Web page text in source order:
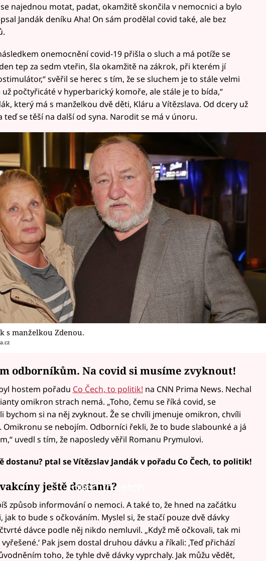
najednou motat, padat, okamžitě skončila v nemocnici a bylo
Jandák deníku Aha! On sám prodělal covid také, ale bez
onemocnění covid-19 přišla o sluch a má potíže se
tep za sedm vteřin, šla okamžitě na zákrok, při kterém jí
svěřil se herec s tím, že se sluchem je to stále velmi
už počtyřicáté v hyperbarický komoře, ale stále je to bída,“
který má s manželkou dvě děti, Kláru a Vítězslava. Od dcery už
teď se těší na další od syna. Narodit se má v únoru.
s manželkou Zdenou.
odborníkům. Na covid si musíme zvyknout!
hostem pořadu Co Čech, to politik! na CNN Prima News. Nechal
omikron strach nemá. „Toho, čemu se říká covid, se
bychom si na něj zvyknout. Že se chvíli jmenuje omikron, chvíli
Omikronu se nebojím. Odborníci řekli, že to bude slabounké a já
uvedl s tím, že naposledy věřil Romanu Prymulovi.
dostanu? ptal se Vítězslav Jandák v pořadu Co Čech, to politik!
Failed to fetch
ještě dostanu?
způsob informování o nemoci. A také to, že hned na začátku
to bude s očkováním. Myslel si, že stačí pouze dvě dávky
dávce podle něj nikdo nemluvil. „Když mě očkovali, tak mi
Pak jsem dostal druhou dávku a říkali: ‚Teď přichází
toho, že tyhle dvě dávky vyprchaly. Jak můžu vědět,